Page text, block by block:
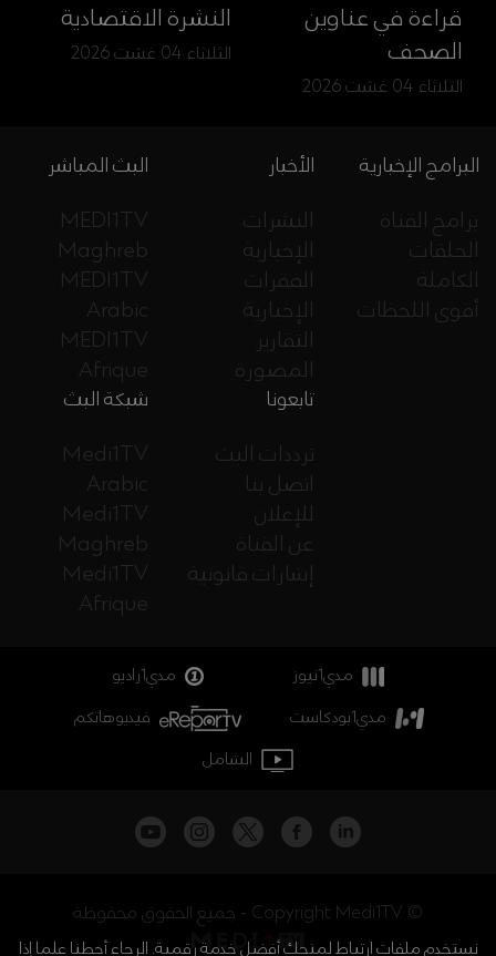
قراءة في عناوين
الصحف
الثلاثاء 04 غشت 2026
النشرة الاقتصادية
الثلاثاء 04 غشت 2026
البث المباشر
MEDI1TV
Maghreb
MEDI1TV
Arabic
MEDI1TV
Afrique
الأخبار
النشرات
الإخبارية
الفقرات
الإخبارية
التقارير
المصورة
البرامج الإخبارية
برامج القناة
الحلقات
الكاملة
أقوى اللحظات
شبكة البث
Medi1TV
Arabic
Medi1TV
Maghreb
Medi1TV
Afrique
تابعونا
ترددات البث
اتصل بنا
للإعلان
عن القناة
إشارات قانونية
مدي1نيوز
مدي1راديو
مدي1بودكاست
فيديوهاتكم
الشامل
جميع الحقوق محفوظة - Copyright Medi1TV ©
نستخدم ملفات ارتباط لمنحك أفضل خدمة رقمية. الرجاء أحطنا علما إذا